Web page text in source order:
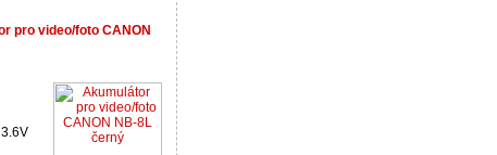
pro video/foto CANON